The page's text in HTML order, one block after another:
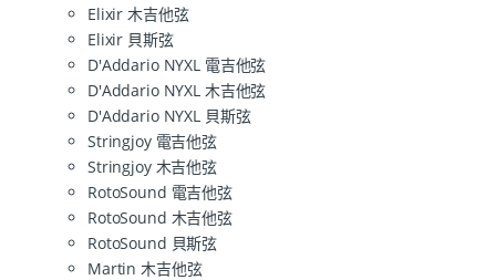
Elixir 木吉他弦
Elixir 貝斯弦
D'Addario NYXL 電吉他弦
D'Addario NYXL 木吉他弦
D'Addario NYXL 貝斯弦
Stringjoy 電吉他弦
Stringjoy 木吉他弦
RotoSound 電吉他弦
RotoSound 木吉他弦
RotoSound 貝斯弦
Martin 木吉他弦